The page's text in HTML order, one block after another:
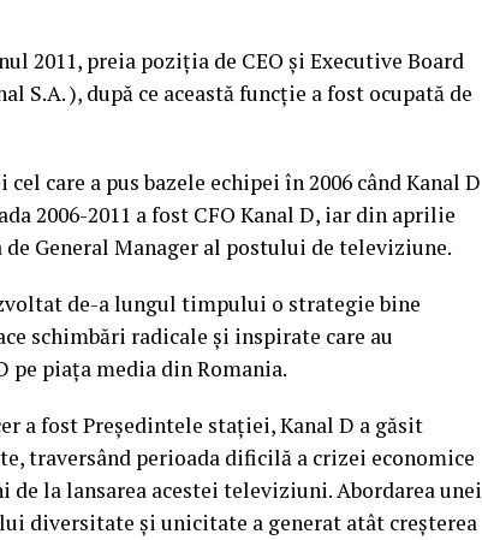
2011, preia poziţia de CEO şi Executive Board
S.A. ), după ce această funcţie a fost ocupată de
care a pus bazele echipei în 2006 când Kanal D
2006-2011 a fost CFO Kanal D, iar din aprilie
General Manager al postului de televiziune.
de-a lungul timpului o strategie bine
schimbări radicale şi inspirate care au
piaţa media din Romania.
a fost Preşedintele staţiei, Kanal D a găsit
traversând perioada dificilă a crizei economice
de la lansarea acestei televiziuni. Abordarea unei
diversitate şi unicitate a generat atât creşterea